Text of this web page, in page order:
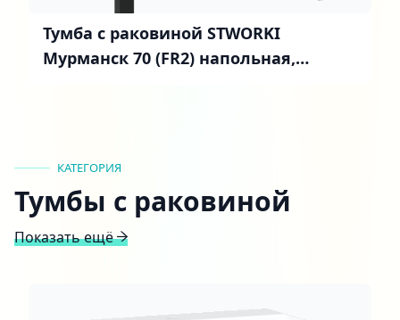
Тумба с раковиной STWORKI
Мурманск 70 (FR2) напольная,
КАТЕГОРИЯ
Тумбы с раковиной
Показать ещё